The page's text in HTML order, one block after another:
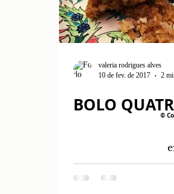
valeria rodrigues alves
10 de fev. de 2017
2
BOLO ©